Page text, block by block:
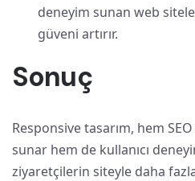
deneyim sunan web
güveni artırır.
Sonuç
Responsive tasarım, hem
sunar hem de kullanıcı
ziyaretçilerin siteyle daha